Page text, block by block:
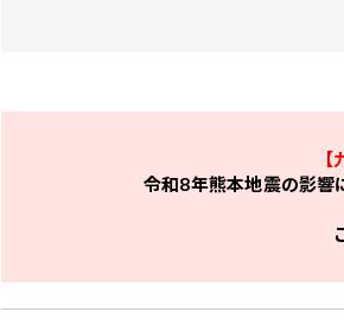
令和8年熊本地震の影響